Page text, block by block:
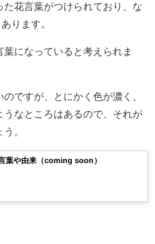
た花言葉がつけられており、な
ります。
になっていると考えられま
ですが、とにかく色が濃く、
なところはあるので、それが
。
葉や由来（coming soon）